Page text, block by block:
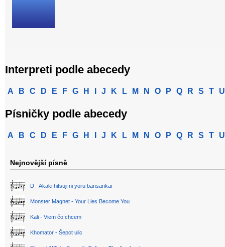
Interpreti podle abecedy
A B C D E F G H J K L M N O P Q R S T U
Písničky podle abecedy
A B C D E F G H J K L M N O P Q R S T U
Nejnovější písně
D - Akaki hitsuji ni yoru bansankai
Monster Magnet - Your Lies Become You
Kali - Viem čo chcem
Khomator - Šepot ulic